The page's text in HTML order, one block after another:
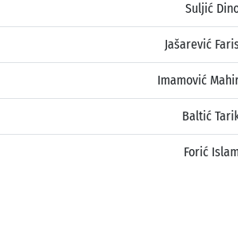
Suljić
Jašarević
Imamović
Baltić
Forić Islam